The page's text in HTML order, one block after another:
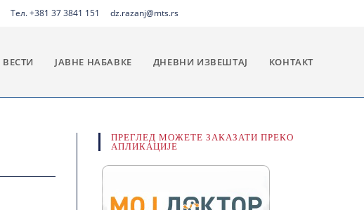
Тел. +381 37 3841 151 dz.razanj@mts.rs
ВЕСТИ ЈАВНЕ НАБАВКЕ ДНЕВНИ ИЗВЕШТАЈ КОНТАКТ
ПРЕГЛЕД МОЖЕТЕ ЗАКАЗАТИ ПРЕКО
АПЛИКАЦИЈЕ